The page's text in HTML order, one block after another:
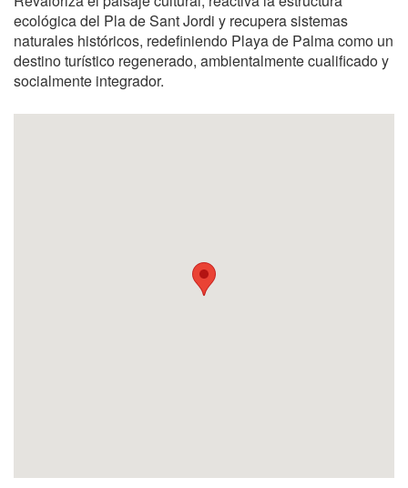
ecológica del Pla de Sant Jordi y recupera sistemas
naturales históricos, redefiniendo Playa de Palma como un
destino turístico regenerado, ambientalmente cualificado y
socialmente integrador.